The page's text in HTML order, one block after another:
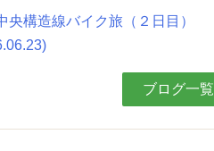
央構造線バイク旅（２日目）
ブログ一覧